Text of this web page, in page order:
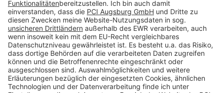
Impressum
Datenschutz
AGB
Rechtliche Hinweise